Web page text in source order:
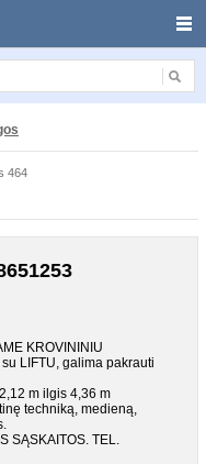
464
KROVININIU
LIFTU, galima pakrauti
m ilgis 4,36 m
techniką, medieną,
SĄSKAITOS. TEL.